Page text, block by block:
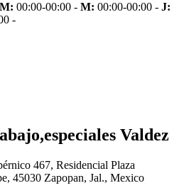
M: 00:00-00:00 - M: 00:00-00:00 - J:
-
Valdez
467, Residencial Plaza
45030 Zapopan, Jal., Mexico